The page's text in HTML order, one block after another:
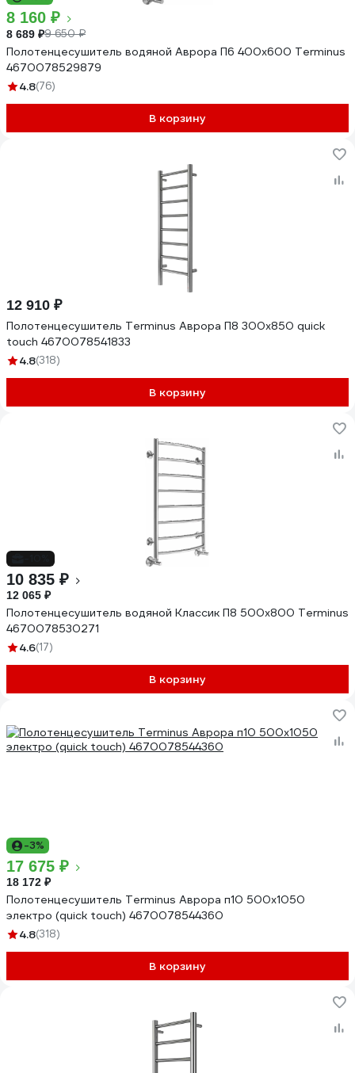
8 160 ₽
8 689 ₽9 650 ₽
Полотенцесушитель водяной Аврора П6 400x600 Terminus
4670078529879
4.8(76)
В корзину
12 910 ₽
Полотенцесушитель Terminus Аврора П8 300x850 quick
touch 4670078541833
4.8(318)
В корзину
10 835 ₽
12 065 ₽
Полотенцесушитель водяной Классик П8 500x800 Terminus
4670078530271
4.6(17)
В корзину
-3%
17 675 ₽
18 172 ₽
Полотенцесушитель Terminus Аврора п10 500x1050
электро (quick touch) 4670078544360
4.8(318)
В корзину